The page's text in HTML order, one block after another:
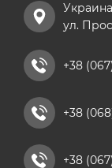
ул.
+38
+38
+38